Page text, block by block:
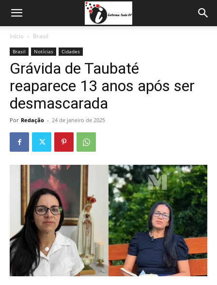
Início Brasil
Brasil Notícias Cidades
Grávida de Taubaté
reaparece 13 anos após ser
desmascarada
Por Redação - 24 de janeiro de 2025